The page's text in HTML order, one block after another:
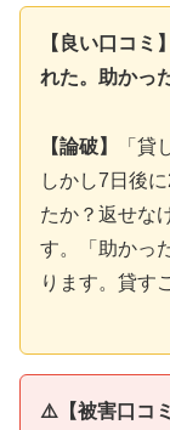
【良い口コミ
れた。助かっ
【論破】
「貸
しかし7日後
たか？返せな
す。「助かっ
ります。貸す
⚠️【被害口コ